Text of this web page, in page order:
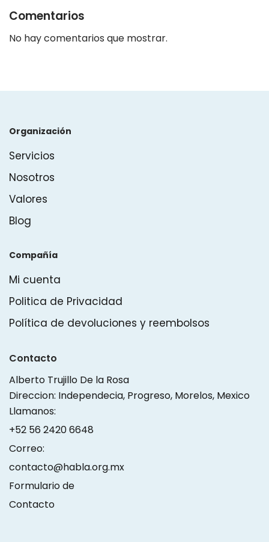
Comentarios
No hay comentarios que mostrar.
Organización
Servicios
Nosotros
Valores
Blog
Compañía
Mi cuenta
Politica de Privacidad
Política de devoluciones y reembolsos
Contacto
Alberto Trujillo De la Rosa
Direccion: Independecia, Progreso, Morelos, Mexico
Llamanos:
+52 56 2420 6648
Correo:
contacto@habla.org.mx
Formulario de
Contacto